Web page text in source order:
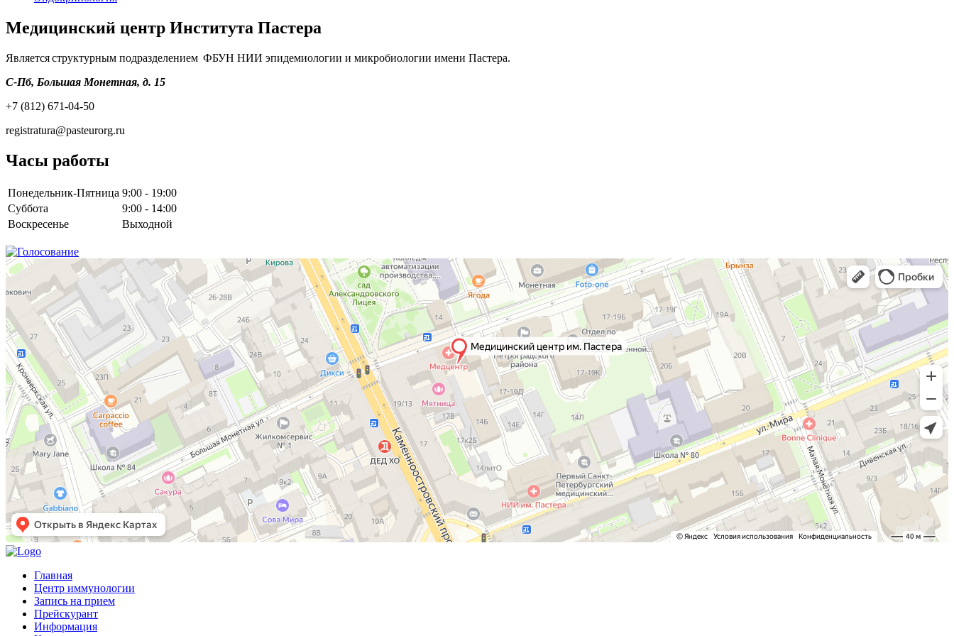
Медицинский центр Института Пастера
Является структурным подразделением ФБУН НИИ эпидемиологии и микробиологии имени Пастера.
С-Пб, Большая Монетная, д. 15
+7 (812) 671-04-50
registratura@pasteurorg.ru
Часы работы
Понедельник-Пятница 9:00 - 19:00
Суббота
9:00 - 14:00
Воскресенье
Выходной
Главная
Центр иммунологии
Запись на прием
Прейскурант
Информация